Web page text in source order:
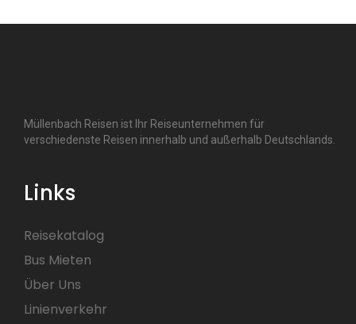
Müllenbach Reisen ist Ihr Reiseunternehmen für
verschiedenste Reisen innerhalb und außerhalb Deutschlands.
Links
Reisekatalog
Bus Mieten
Über Uns
Linienverkehr